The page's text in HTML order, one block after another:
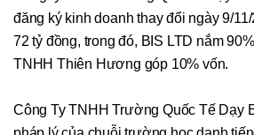
đăng ký kinh doanh thay đổi ngày 9/
72 tỷ đồng, trong đó, BIS LTD nắm
TNHH Thiên Hương góp 10% vốn.
Công Ty TNHH Trường Quốc Tế Dạy